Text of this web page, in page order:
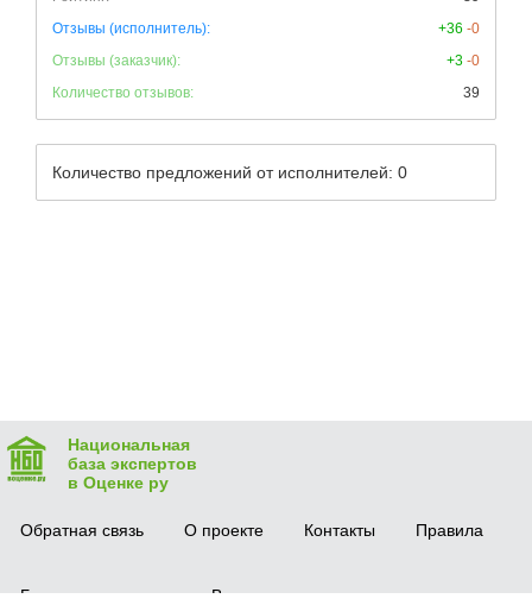
Отзывы (исполнитель):
+36 -0
Отзывы (заказчик):
+3 -0
Количество отзывов:
39
Количество предложений от исполнителей: 0
Национальная
база экспертов
в Оценке ру
Обратная связь О проекте Контакты Правила
Безопасная сделка Вопрос-ответ